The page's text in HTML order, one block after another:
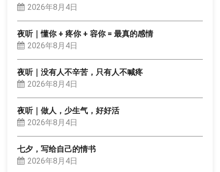
2026年8月4日
夜听｜懂你 + 疼你 + 容你 = 最真的感情
2026年8月4日
夜听｜没有人不辛苦，只有人不喊疼
2026年8月4日
夜听｜做人，少生气，好好活
2026年8月4日
七夕，写给自己的情书
2026年8月4日